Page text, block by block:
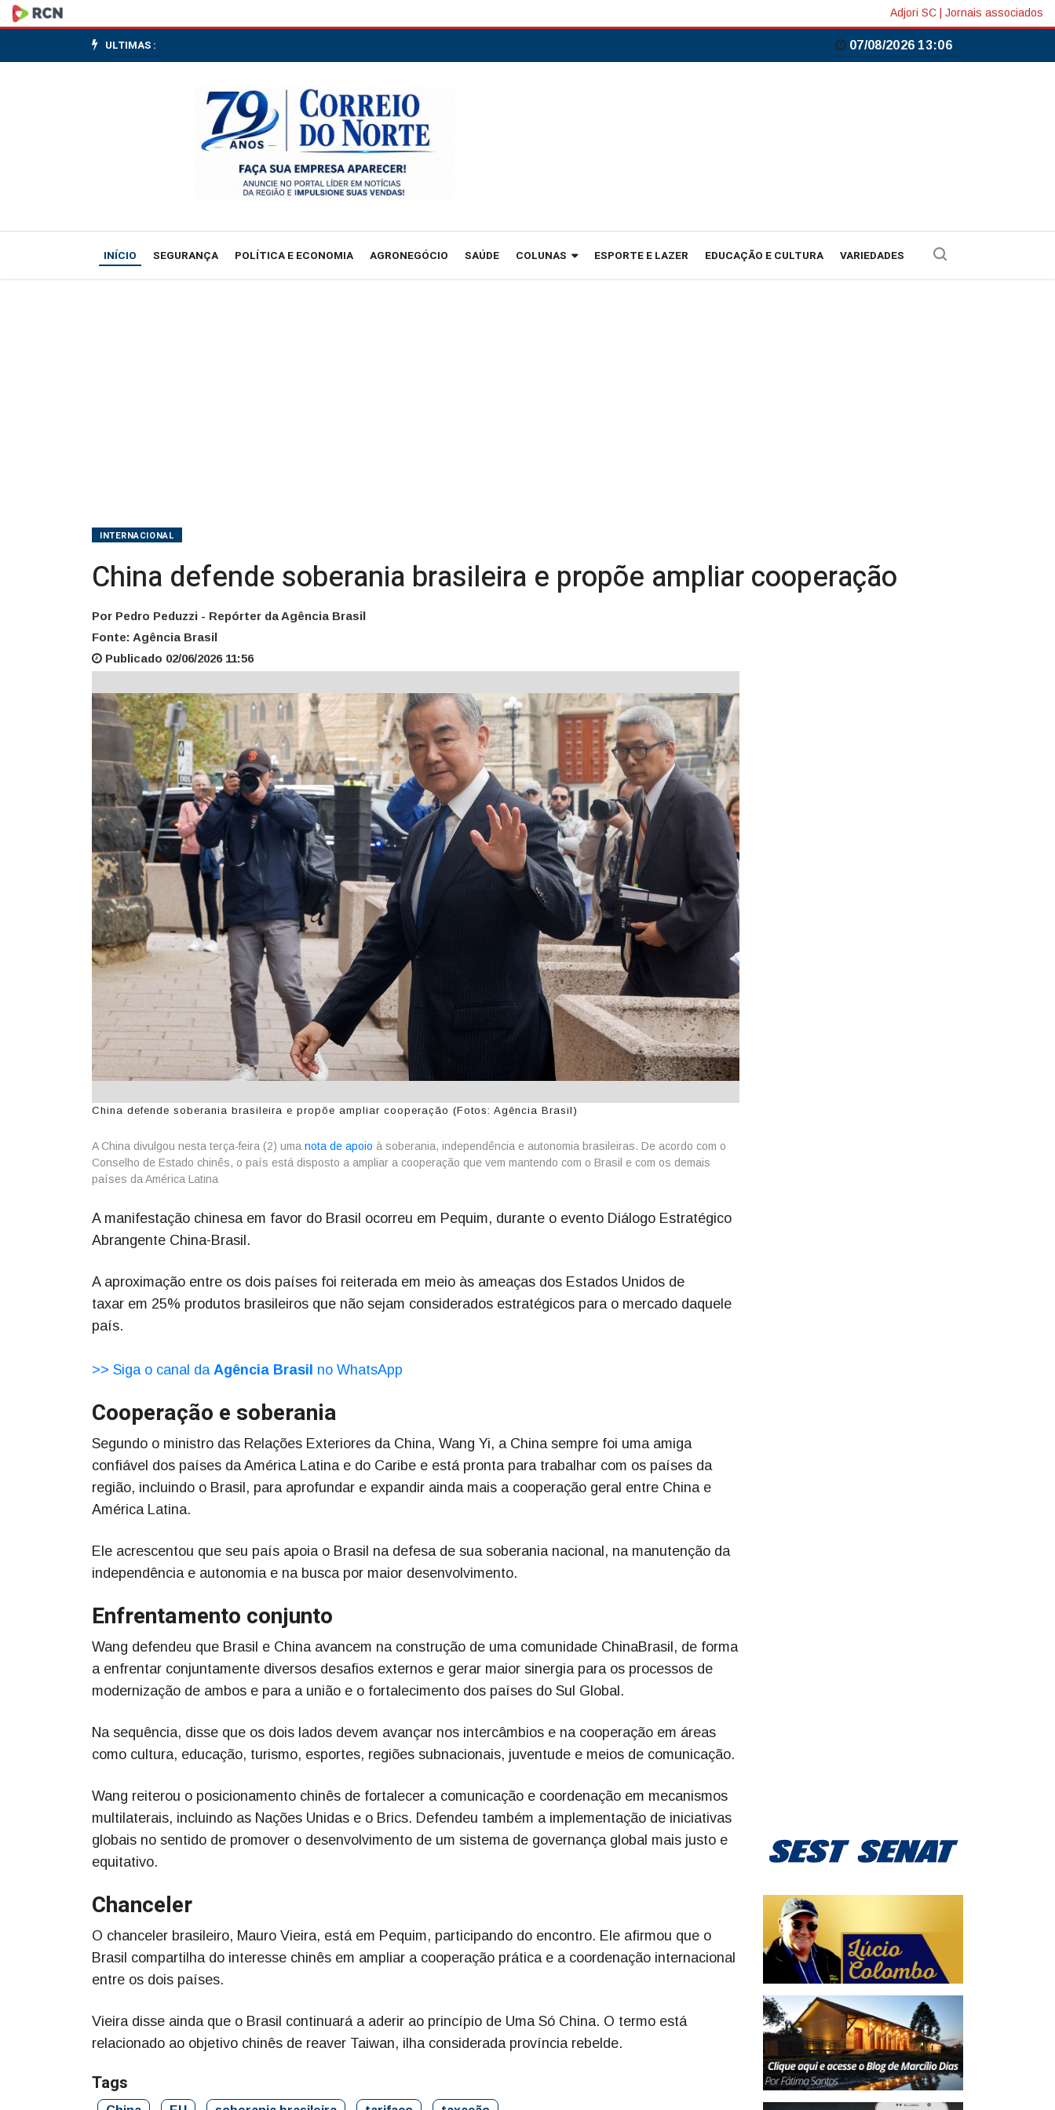
China
defende
ampliar
cooperação
Adjori SC Jornais associados
ULTIMAS : 07/08/2026 13:06
INÍCIO SEGURANÇA POLÍTICA E ECONOMIA AGRONEGÓCIO SAÚDE COLUNAS ESPORTE E LAZER EDUCAÇÃO E CULTURA VARIEDADES
INTERNACIONAL
China defende soberania brasileira e propõe ampliar cooperação
Por Pedro Peduzzi - Repórter da Agência Brasil
Fonte: Agência Brasil
Publicado 02/06/2026 11:56
China defende soberania brasileira e propõe ampliar cooperação (Fotos: Agência Brasil)
A China divulgou nesta terça-feira (2) uma nota de apoio à soberania, independência e autonomia brasileiras. De acordo com o
Conselho de Estado chinês, o país está disposto a ampliar a cooperação que vem mantendo com o Brasil e com os demais
países da América Latina
A manifestação chinesa em favor do Brasil ocorreu em Pequim, durante o evento Diálogo Estratégico
Abrangente China-Brasil.
A aproximação entre os dois países foi reiterada em meio às ameaças dos Estados Unidos de
taxar em 25% produtos brasileiros que não sejam considerados estratégicos para o mercado daquele
país.
>> Siga o canal da Agência Brasil no WhatsApp
Cooperação e soberania
Segundo o ministro das Relações Exteriores da China, Wang Yi, a China sempre foi uma amiga
confiável dos países da América Latina e do Caribe e está pronta para trabalhar com os países da
região, incluindo o Brasil, para aprofundar e expandir ainda mais a cooperação geral entre China e
América Latina.
Ele acrescentou que seu país apoia o Brasil na defesa de sua soberania nacional, na manutenção da
independência e autonomia e na busca por maior desenvolvimento.
Enfrentamento conjunto
Wang defendeu que Brasil e China avancem na construção de uma comunidade ChinaBrasil, de forma
a enfrentar conjuntamente diversos desafios externos e gerar maior sinergia para os processos de
modernização de ambos e para a união e o fortalecimento dos países do Sul Global.
Na sequência, disse que os dois lados devem avançar nos intercâmbios e na cooperação em áreas
como cultura, educação, turismo, esportes, regiões subnacionais, juventude e meios de comunicação.
Wang reiterou o posicionamento chinês de fortalecer a comunicação e coordenação em mecanismos
multilaterais, incluindo as Nações Unidas e o Brics. Defendeu também a implementação de iniciativas
globais no sentido de promover o desenvolvimento de um sistema de governança global mais justo e
equitativo.
Chanceler
O chanceler brasileiro, Mauro Vieira, está em Pequim, participando do encontro. Ele afirmou que o
Brasil compartilha do interesse chinês em ampliar a cooperação prática e a coordenação internacional
entre os dois países.
Vieira disse ainda que o Brasil continuará a aderir ao princípio de Uma Só China. O termo está
relacionado ao objetivo chinês de reaver Taiwan, ilha considerada província rebelde.
Tags